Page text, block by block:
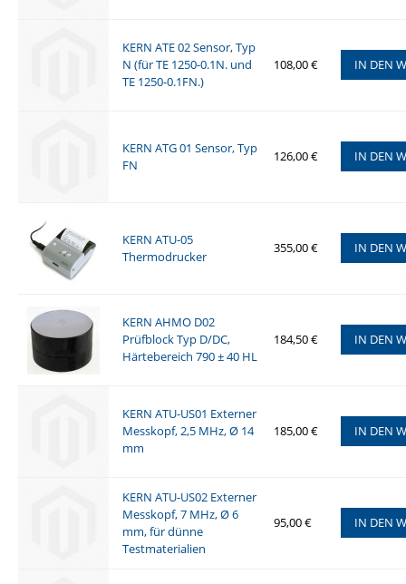
KERN ATE 02 Sensor, Typ
N (für TE 1250-0.1N. und
TE 1250-0.1FN.)
108,00 € IN DEN
KERN ATG 01 Sensor, Typ
FN
126,00 € IN DEN
KERN ATU-05
Thermodrucker
355,00 € IN DEN
KERN AHMO D02
Prüfblock Typ D/DC,
Härtebereich 790 ± 40 HL
184,50 € IN DEN
KERN ATU-US01 Externer
Messkopf, 2,5 MHz, Ø 14
mm
185,00 € IN DEN
KERN ATU-US02 Externer
Messkopf, 7 MHz, Ø 6
mm, für dünne
Testmaterialien
95,00 € IN DEN